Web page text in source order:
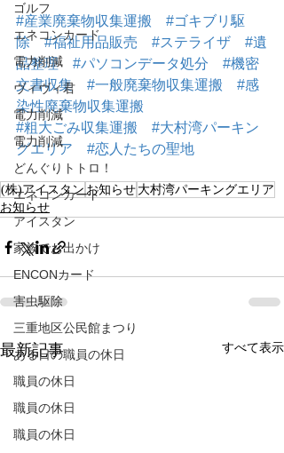
ゴルフ
エネコンカード
電力削減
ヴィヴィ君
電力削減
電力削減
どんぐりトトロ！
エネコンカード
アイスタン
家族でお出かけ
ENCONカード
害虫駆除
三重地区公民館まつり
ある日の職員の休日
職員の休日
職員の休日
職員の休日
#産業廃棄物収集運搬
#ゴキブリ駆
除
#福祉用品販売 #ステライザ
#遺
品整理
#パソコンデータ処分
#機密
文書収集
#一般廃棄物収集運搬
#感
染性廃棄物収集運搬
#粗大ごみ収集運搬
#大村湾パーキン
グエリア
#恋人たちの聖地
(株)アイスタン お知らせ 大村湾パーキングエリア
お知らせ
最新記事 すべて表示